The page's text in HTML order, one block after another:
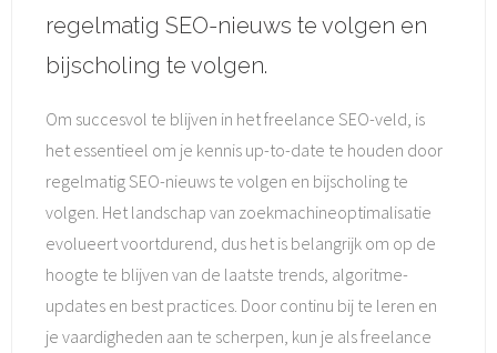
regelmatig SEO-nieuws te volgen en
bijscholing te volgen.
Om succesvol te blijven in het freelance SEO-veld, is
het essentieel om je kennis up-to-date te houden door
regelmatig SEO-nieuws te volgen en bijscholing te
volgen. Het landschap van zoekmachineoptimalisatie
evolueert voortdurend, dus het is belangrijk om op de
hoogte te blijven van de laatste trends, algoritme-
updates en best practices. Door continu bij te leren en
je vaardigheden aan te scherpen, kun je als freelance